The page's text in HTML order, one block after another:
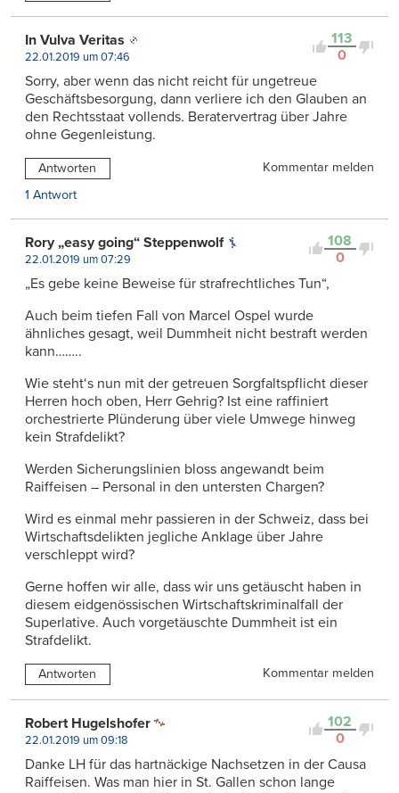
113
0
In Vulva Veritas
22.01.2019 um 07:46
Sorry, aber wenn das nicht reicht für ungetreue
Geschäftsbesorgung, dann verliere ich den Glauben an
den Rechtsstaat vollends. Beratervertrag über Jahre
ohne Gegenleistung.
Antworten
Kommentar melden
1 Antwort
108
0
Rory „easy going“ Steppenwolf
22.01.2019 um 07:29
„Es gebe keine Beweise für strafrechtliches Tun“,
Auch beim tiefen Fall von Marcel Ospel wurde
ähnliches gesagt, weil Dummheit nicht bestraft werden
kann……..
Wie steht‘s nun mit der getreuen Sorgfaltspflicht dieser
Herren hoch oben, Herr Gehrig? Ist eine raffiniert
orchestrierte Plünderung über viele Umwege hinweg
kein Strafdelikt?
Werden Sicherungslinien bloss angewandt beim
Raiffeisen – Personal in den untersten Chargen?
Wird es einmal mehr passieren in der Schweiz, dass bei
Wirtschaftsdelikten jegliche Anklage über Jahre
verschleppt wird?
Gerne hoffen wir alle, dass wir uns getäuscht haben in
diesem eidgenössischen Wirtschaftskriminalfall der
Superlative. Auch vorgetäuschte Dummheit ist ein
Strafdelikt.
Antworten Kommentar melden
102
0
Robert Hugelshofer
22.01.2019 um 09:18
Danke LH für das hartnäckige Nachsetzen in der Causa
Raiffeisen. Was man hier in St. Gallen schon lange